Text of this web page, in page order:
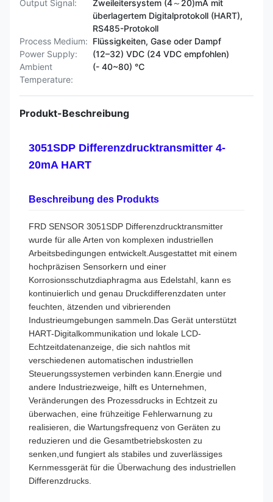
Output Signal:
Zweileitersystem (4～20)mA mit
überlagertem Digitalprotokoll (HART),
RS485-Protokoll
Process Medium: Flüssigkeiten, Gase oder Dampf
Power Supply:
(12–32) VDC (24 VDC empfohlen)
Ambient
Temperature:
(- 40~80) ℃
Produkt-Beschreibung
3051SDP Differenzdrucktransmitter 4-
20mA HART
Beschreibung des Produkts
FRD SENSOR 3051SDP Differenzdrucktransmitter
wurde für alle Arten von komplexen industriellen
Arbeitsbedingungen entwickelt.Ausgestattet mit einem
hochpräzisen Sensorkern und einer
Korrosionsschutzdiaphragma aus Edelstahl, kann es
kontinuierlich und genau Druckdifferenzdaten unter
feuchten, ätzenden und vibrierenden
Industrieumgebungen sammeln.Das Gerät unterstützt
HART-Digitalkommunikation und lokale LCD-
Echtzeitdatenanzeige, die sich nahtlos mit
verschiedenen automatischen industriellen
Steuerungssystemen verbinden kann.Energie und
andere Industriezweige, hilft es Unternehmen,
Veränderungen des Prozessdrucks in Echtzeit zu
überwachen, eine frühzeitige Fehlerwarnung zu
realisieren, die Wartungsfrequenz von Geräten zu
reduzieren und die Gesamtbetriebskosten zu
senken,und fungiert als stabiles und zuverlässiges
Kernmessgerät für die Überwachung des industriellen
Differenzdrucks.